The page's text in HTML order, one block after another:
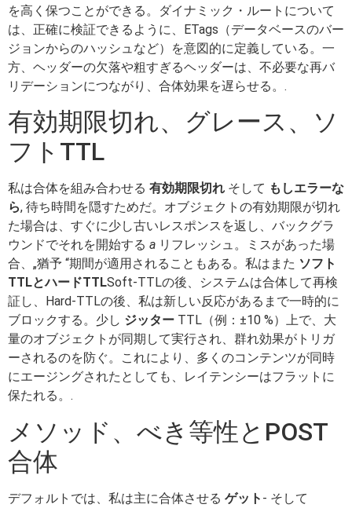
を高く保つことができる。ダイナミック・ルートについて
は、正確に検証できるように、ETags（データベースのバー
ジョンからのハッシュなど）を意図的に定義している。一
方、ヘッダーの欠落や粗すぎるヘッダーは、不必要な再バ
リデーションにつながり、合体効果を遅らせる。.
有効期限切れ、グレース、ソ
フトTTL
私は合体を組み合わせる 有効期限切れ そして もしエラーな
ら, 待ち時間を隠すためだ。オブジェクトの有効期限が切れ
た場合は、すぐに少し古いレスポンスを返し、バックグラ
ウンドでそれを開始する a リフレッシュ。ミスがあった場
合、„猶予 “期間が適用されることもある。私はまた ソフト
TTLとハードTTLSoft-TTLの後、システムは合体して再検
証し、Hard-TTLの後、私は新しい反応があるまで一時的に
ブロックする。少し ジッター TTL（例：±10 %）上で、大
量のオブジェクトが同期して実行され、群れ効果がトリガ
ーされるのを防ぐ。これにより、多くのコンテンツが同時
にエージングされたとしても、レイテンシーはフラットに
保たれる。.
メソッド、べき等性とPOST
合体
デフォルトでは、私は主に合体させる ゲット - そして